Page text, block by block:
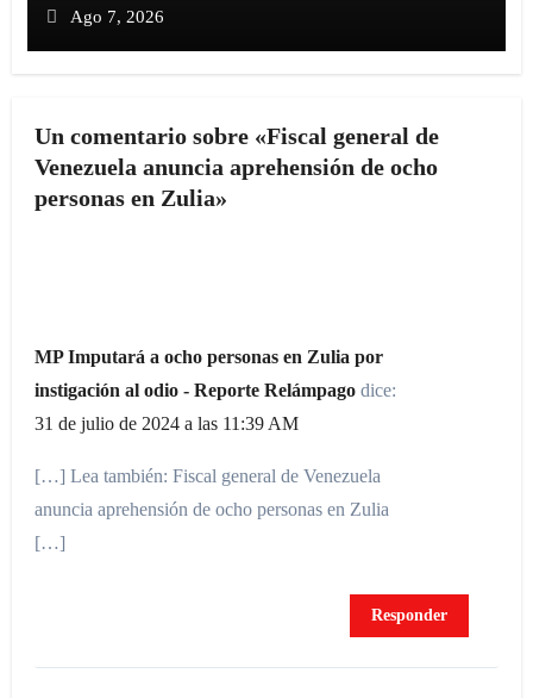
Ago 7, 2026
Un comentario sobre «Fiscal general de
Venezuela anuncia aprehensión de ocho
personas en Zulia»
MP Imputará a ocho personas en Zulia por
instigación al odio - Reporte Relámpago dice:
31 de julio de 2024 a las 11:39 AM
[…] Lea también: Fiscal general de Venezuela
anuncia aprehensión de ocho personas en Zulia
[…]
Responder